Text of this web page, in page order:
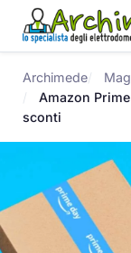
Archimede
Amazon
sconti